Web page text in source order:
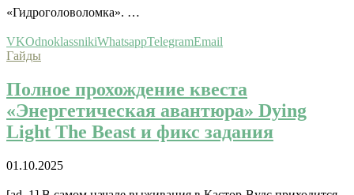
«Гидроголоволомка». …
VKOdnoklassnikiWhatsappTelegramEmail
Гайды
Полное прохождение квеста
«Энергетическая авантюра» Dying
Light The Beast и фикс задания
01.10.2025